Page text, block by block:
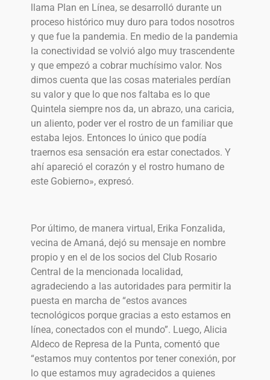
llama Plan en Línea, se desarrolló durante un
proceso histórico muy duro para todos nosotros
y que fue la pandemia. En medio de la pandemia
la conectividad se volvió algo muy trascendente
y que empezó a cobrar muchísimo valor. Nos
dimos cuenta que las cosas materiales perdían
su valor y que lo que nos faltaba es lo que
Quintela siempre nos da, un abrazo, una caricia,
un aliento, poder ver el rostro de un familiar que
estaba lejos. Entonces lo único que podía
traernos esa sensación era estar conectados. Y
ahí apareció el corazón y el rostro humano de
este Gobierno», expresó.
Por último, de manera virtual, Erika Fonzalida,
vecina de Amaná, dejó su mensaje en nombre
propio y en el de los socios del Club Rosario
Central de la mencionada localidad,
agradeciendo a las autoridades para permitir la
puesta en marcha de “estos avances
tecnológicos porque gracias a esto estamos en
línea, conectados con el mundo”. Luego, Alicia
Aldeco de Represa de la Punta, comentó que
“estamos muy contentos por tener conexión, por
lo que estamos muy agradecidos a quienes